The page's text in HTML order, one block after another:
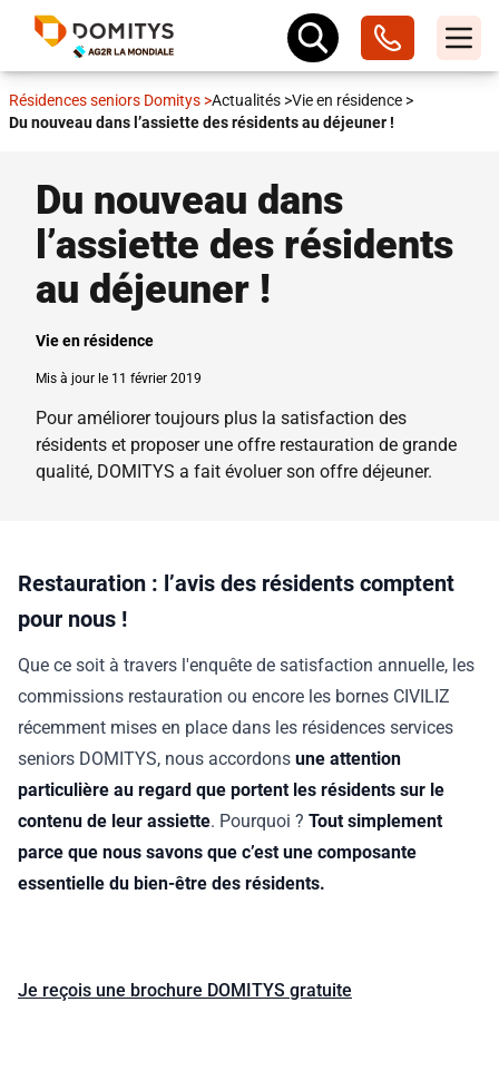
Résidences seniors Domitys >Actualités >Vie en résidence >
Du nouveau dans l’assiette des résidents au déjeuner !
Du nouveau dans
l’assiette des résidents
au déjeuner !
Vie en résidence
Mis à jour le 11 février 2019
Pour améliorer toujours plus la satisfaction des
résidents et proposer une offre restauration de grande
qualité, DOMITYS a fait évoluer son offre déjeuner.
Restauration : l’avis des résidents comptent
pour nous !
Que ce soit à travers l'enquête de satisfaction annuelle, les
commissions restauration ou encore les bornes CIVILIZ
récemment mises en place dans les résidences services
seniors DOMITYS, nous accordons une attention
particulière au regard que portent les résidents sur le
contenu de leur assiette. Pourquoi ? Tout simplement
parce que nous savons que c’est une composante
essentielle du bien-être des résidents.
Je reçois une brochure DOMITYS gratuite